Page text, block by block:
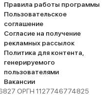
Правила работы программы
Пользовательское
соглашение
Согласие на получение
рекламных рассылок
Политика для контента,
генерируемого
пользователями
Вакансии
ОРГН 1127746774825